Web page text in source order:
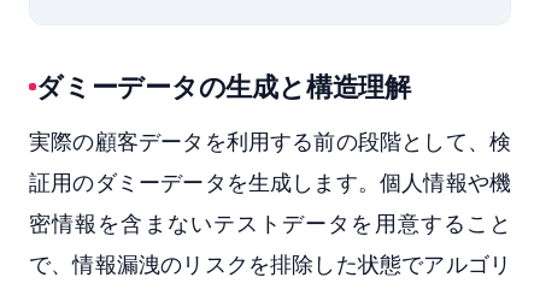
ダミーデータの生成と構造理解
実際の顧客データを利用する前の段階として、検
証用のダミーデータを生成します。個人情報や機
密情報を含まないテストデータを用意すること
で、情報漏洩のリスクを排除した状態でアルゴリ